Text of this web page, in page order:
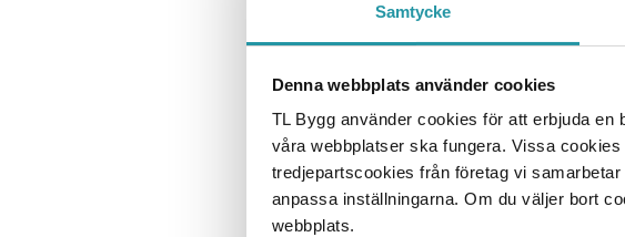
Samtycke
Denna webbplats använder cookies
TL Bygg använder cookies för att erbjuda
våra webbplatser ska fungera. Vissa
tredjepartscookies från företag vi
anpassa inställningarna. Om du väljer bort
webbplats.
Lägenheterna är ljusa med rymlig
tankarna till både stad och natur.
omkring.
Projektet byggstartades i
Läs gärna mer om projektet och